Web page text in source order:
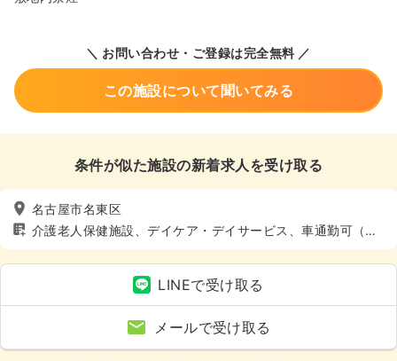
＼ お問い合わせ・ご登録は完全無料 ／
この施設について聞いてみる
条件が似た施設の新着求人を受け取る
名古屋市名東区
介護老人保健施設、デイケア・デイサービス、車通勤可（駐
車場有）、託児所あり
LINEで受け取る
メールで受け取る